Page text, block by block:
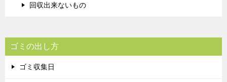
回収出来ないもの
ゴミの出し方
ゴミ収集日